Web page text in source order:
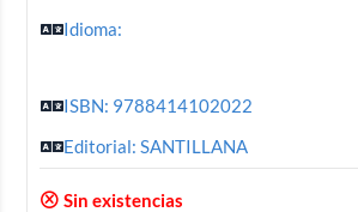
Idioma:
ISBN: 9788414102022
Editorial: SANTILLANA
Sin existencias